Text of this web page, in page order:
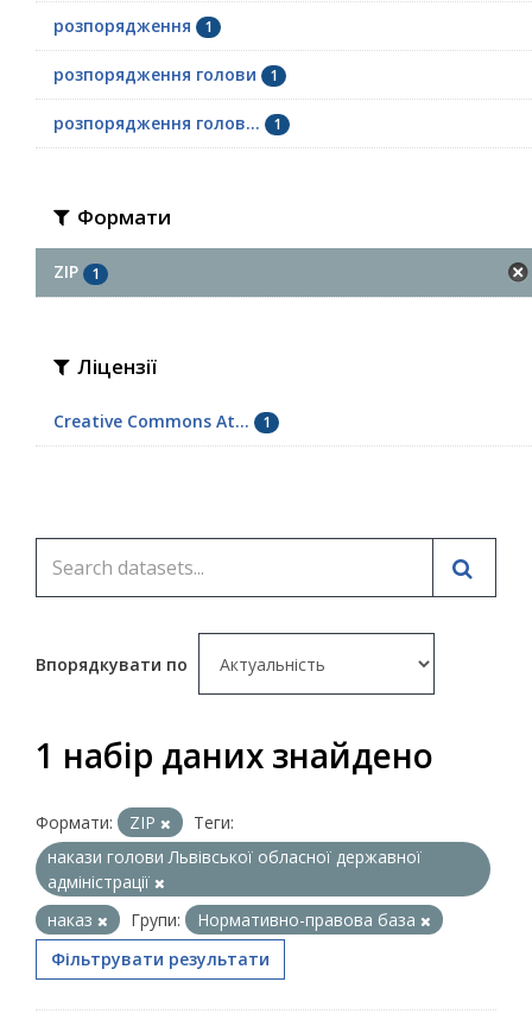
розпорядження 1
розпорядження голови 1
розпорядження голов... 1
Формати
ZIP 1
Ліцензії
Creative Commons At... 1
Впорядкувати по
1 набір даних знайдено
Формати: ZIP
Теги:
накази голови Львівської обласної державної
адміністрації
наказ
Групи:
Нормативно-правова база
Фільтрувати результати